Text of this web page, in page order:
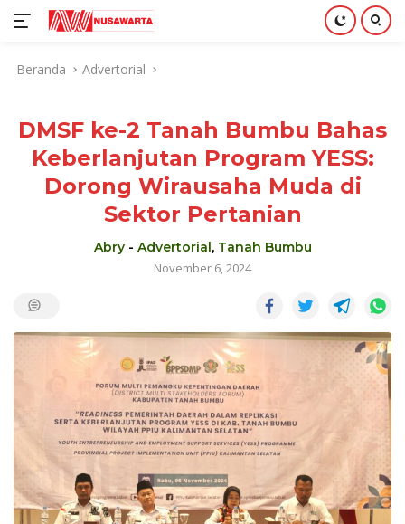
Beranda Advertorial
DMSF ke-2 Tanah Bumbu Bahas
Keberlanjutan Program YESS:
Dorong Wirausaha Muda di
Sektor Pertanian
Abry- Advertorial, Tanah Bumbu
November 6, 2024